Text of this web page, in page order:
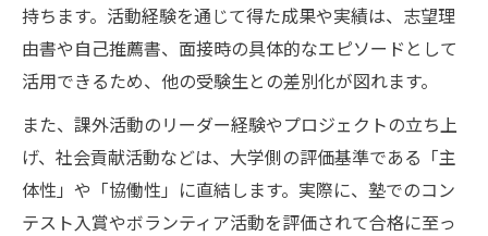
持ちます。活動経験を通じて得た成果や実績は、志望理
由書や自己推薦書、面接時の具体的なエピソードとして
活用できるため、他の受験生との差別化が図れます。
また、課外活動のリーダー経験やプロジェクトの立ち上
げ、社会貢献活動などは、大学側の評価基準である「主
体性」や「協働性」に直結します。実際に、塾でのコン
テスト入賞やボランティア活動を評価されて合格に至っ